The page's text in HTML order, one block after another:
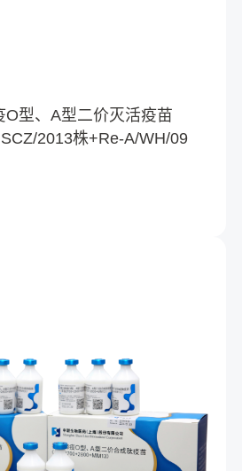
型、A型二价灭活疫苗
2013株+Re-A/WH/09